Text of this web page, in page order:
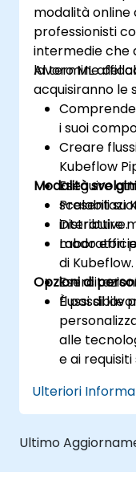
modalità online
professionisti
intermedie che
lavoro ML
Al termine del
acquisiranno le
i suoi
Creare
Kubeflow
Eseguire
scalabili su
Distribuire
modo
Modalità
interattive.
Laboratori
di Kubeflow.
flussi di
Opzioni di
È possibile
alle
e ai
Ulteriori
Ultimo